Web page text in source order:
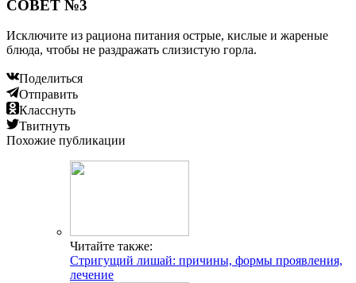
СОВЕТ №3
Исключите из рациона питания острые, кислые и жареные
блюда, чтобы не раздражать слизистую горла.
Поделиться
Отправить
Класснуть
Твитнуть
Похожие публикации
Читайте также:
Стригущий лишай: причины, формы проявления,
лечение